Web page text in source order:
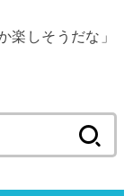
楽しそうだな」